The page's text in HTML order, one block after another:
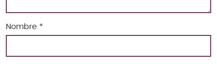
Nombre *